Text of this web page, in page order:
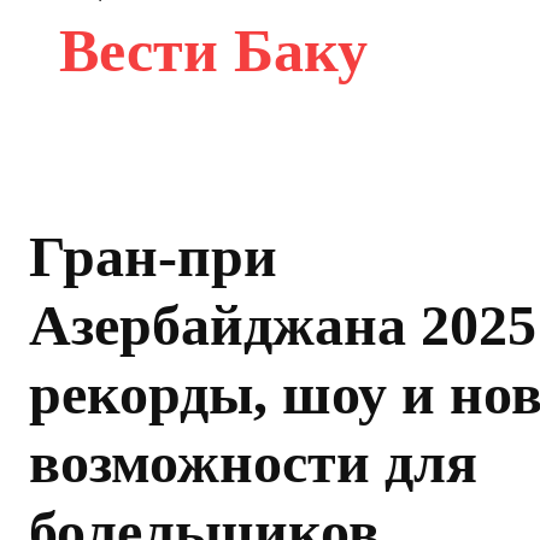
Вести Баку
Гран-при
Азербайджана
рекорды, шоу и
возможности для